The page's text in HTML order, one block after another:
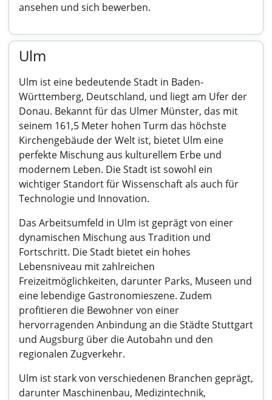
ansehen und sich bewerben.
Ulm
Ulm ist eine bedeutende Stadt in Baden-
Württemberg, Deutschland, und liegt am Ufer der
Donau. Bekannt für das Ulmer Münster, das mit
seinem 161,5 Meter hohen Turm das höchste
Kirchengebäude der Welt ist, bietet Ulm eine
perfekte Mischung aus kulturellem Erbe und
modernem Leben. Die Stadt ist sowohl ein
wichtiger Standort für Wissenschaft als auch für
Technologie und Innovation.
Das Arbeitsumfeld in Ulm ist geprägt von einer
dynamischen Mischung aus Tradition und
Fortschritt. Die Stadt bietet ein hohes
Lebensniveau mit zahlreichen
Freizeitmöglichkeiten, darunter Parks, Museen und
eine lebendige Gastronomieszene. Zudem
profitieren die Bewohner von einer
hervorragenden Anbindung an die Städte Stuttgart
und Augsburg über die Autobahn und den
regionalen Zugverkehr.
Ulm ist stark von verschiedenen Branchen geprägt,
darunter Maschinenbau, Medizintechnik,